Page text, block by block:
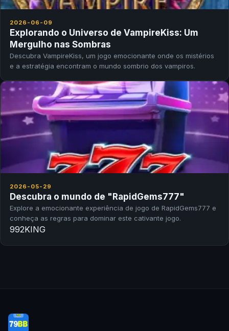
2026-06-09
Explorando o Universo de VampireKiss: Um
Mergulho nas Sombras
Descubra VampireKiss, um jogo emocionante onde os mistérios
e a estratégia encontram o mundo sombrio dos vampiros.
2026-05-29
Descubra o mundo de "RapidGems777"
Explore a emocionante experiência de jogo de RapidGems777 e
conheça as regras para dominar este cativante jogo.
992KING